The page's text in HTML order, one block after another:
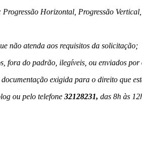
Horizontal, Progressão
não atenda aos requisitos da solicitação;
fora do padrão, ilegíveis, ou enviados
exigida para o direito que
ou pelo telefone 32128231, das 8h às